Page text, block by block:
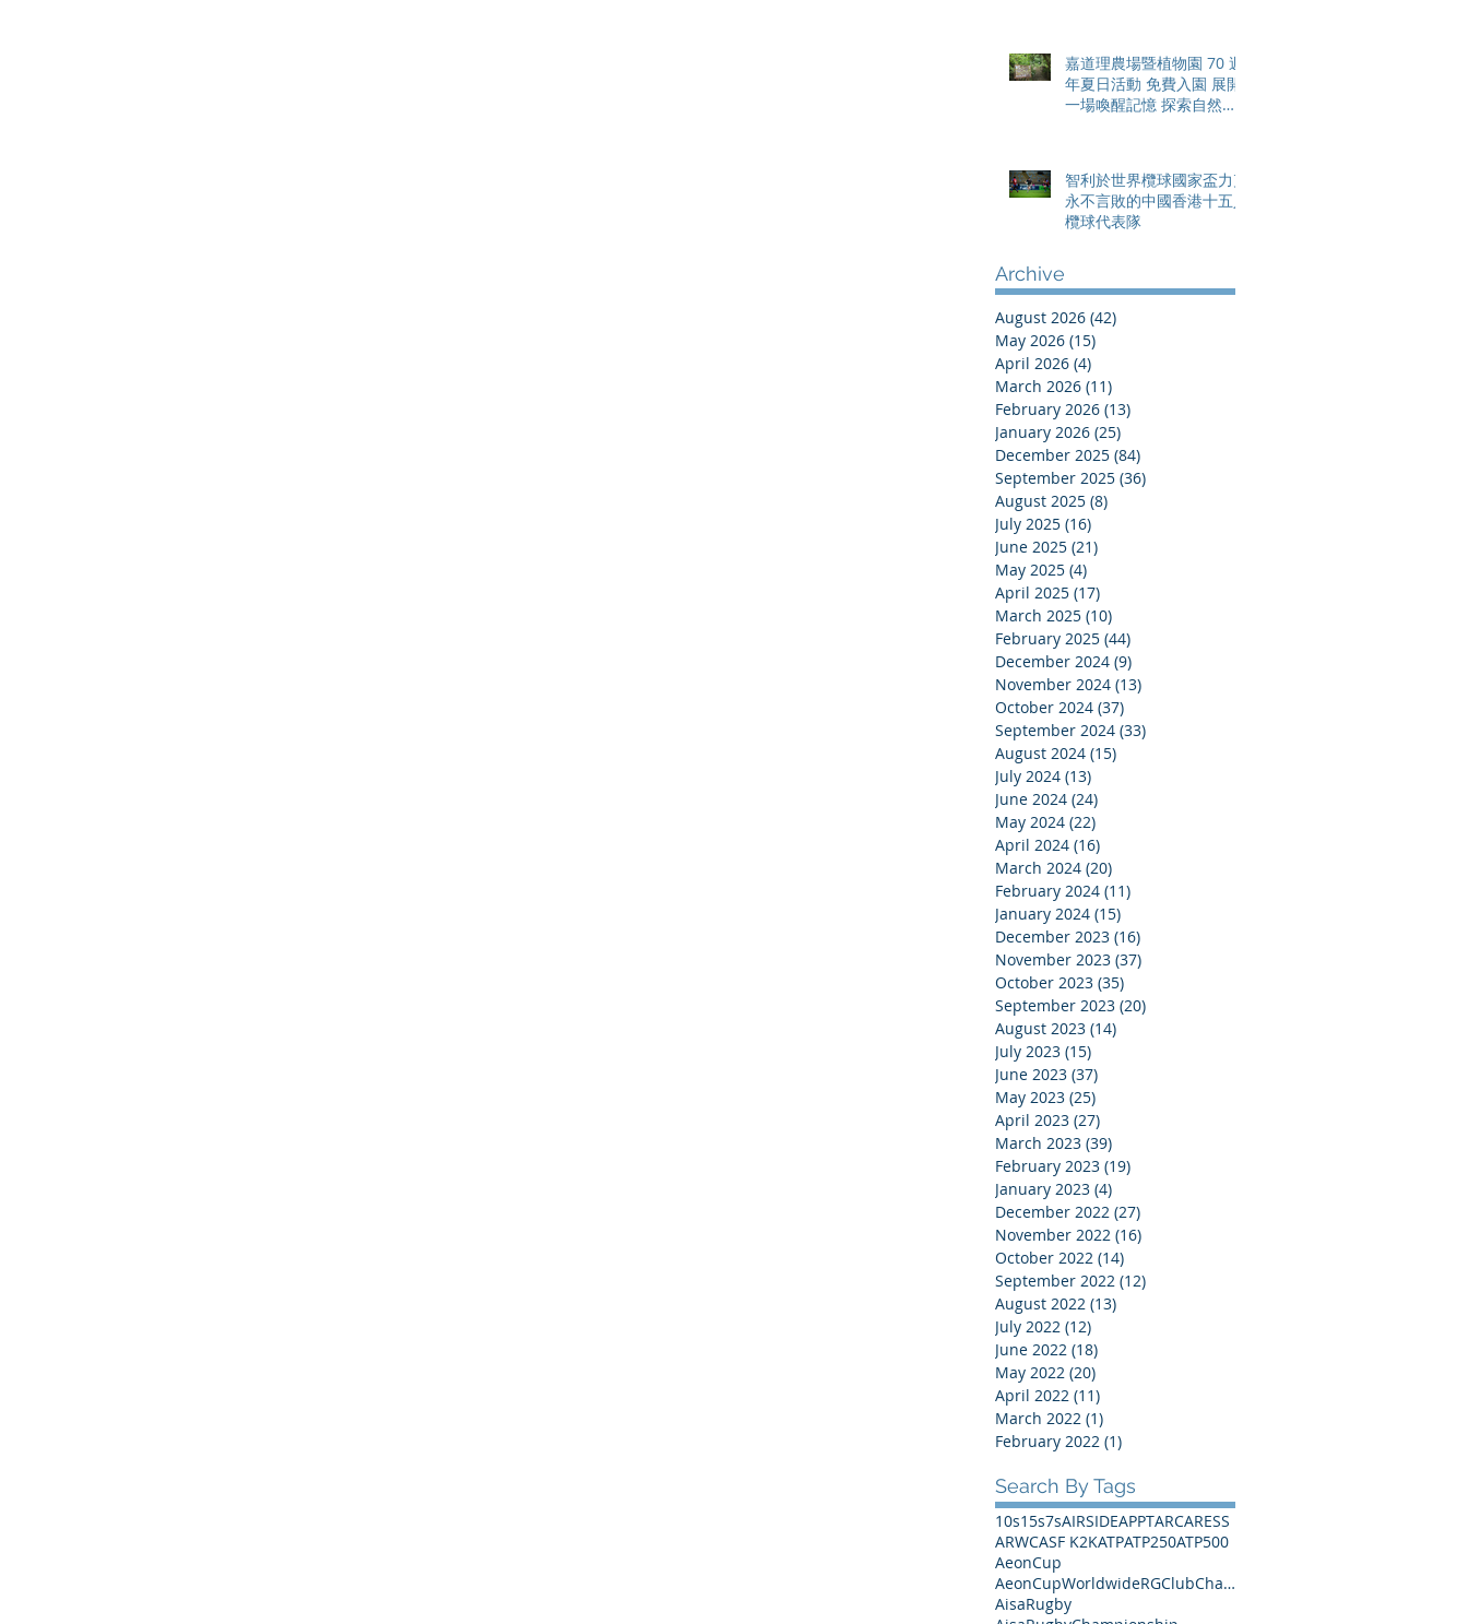
嘉道理農場暨植物園 70 週
年夏日活動 免費入園 展開
一場喚醒記憶 探索自然與
智利於世界欖球國家盃力克
永不言敗的中國香港十五人
欖球代表隊
Archive
August 2026 (42)
May 2026 (15)
April 2026 (4)
March 2026 (11)
February 2026 (13)
January 2026 (25)
December 2025 (84)
September 2025 (36)
August 2025 (8)
July 2025 (16)
June 2025 (21)
May 2025 (4)
April 2025 (17)
March 2025 (10)
February 2025 (44)
December 2024 (9)
November 2024 (13)
October 2024 (37)
September 2024 (33)
August 2024 (15)
July 2024 (13)
June 2024 (24)
May 2024 (22)
April 2024 (16)
March 2024 (20)
February 2024 (11)
January 2024 (15)
December 2023 (16)
November 2023 (37)
October 2023 (35)
September 2023 (20)
August 2023 (14)
July 2023 (15)
June 2023 (37)
May 2023 (25)
April 2023 (27)
March 2023 (39)
February 2023 (19)
January 2023 (4)
December 2022 (27)
November 2022 (16)
October 2022 (14)
September 2022 (12)
August 2022 (13)
July 2022 (12)
June 2022 (18)
May 2022 (20)
April 2022 (11)
March 2022 (1)
February 2022 (1)
Search By Tags
10s15s7sAIRSIDEAPPTARCARESS
ARWCASF K2KATPATP250ATP500
AeonCup
AeonCupWorldwideRGClubChampionships
AisaRugby